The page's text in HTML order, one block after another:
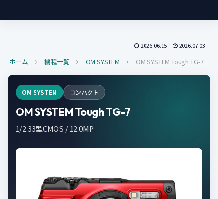
2026.06.15 2026.07.03
ホーム 機種一覧 OM SYSTEM OM SYSTEM Tough TG-7
OM SYSTEM コンパクト
OM SYSTEM Tough TG-7
1/2.33型CMOS / 12.0MP